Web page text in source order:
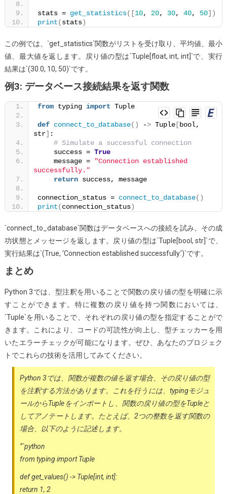
stats = get_statistics([10, 20, 30, 40, 50])
print(stats)
この例では、`get_statistics`関数がリストを受け取り、平均値、最小
値、最大値を返します。戻り値の型は`Tuple[float, int, int]`で、実行
結果は`(30.0, 10, 50)`です。
例3: データベース接続結果を返す関数
from typing import Tuple
def connect_to_database() -> Tuple[bool,
str] :
# Simulate a successful connection
    success =
True
    message =
"Connection established
successfully."
return success, message
connection_status = connect_to_database()
print(connection_status)
`connect_to_database`関数はデータベースへの接続を試み、その成
功状態とメッセージを返します。戻り値の型は`Tuple[bool, str]`で、
実行結果は`(True, ‘Connection established successfully.’)`です。
まとめ
Python 3では、型注釈を用いることで関数の戻り値の型を明確に示
すことができます。特に複数の戻り値を持つ関数においては、
`Tuple`を用いることで、それぞれの戻り値の型を指定することがで
きます。これにより、コードの可読性が向上し、型チェッカーを用
いたエラーチェックが可能になります。ぜひ、あなたのプロジェク
トでこれらの技術を活用してみてください。
Python 3では、関数が複数の値を返す場合、その戻り値の型
を注釈する方法があります。これを行うには、typingモジュ
ールからTupleをインポートし、関数の戻り値の型をTupleと
してアノテートします。たとえば、2つの整数を返す関数の
場合、以下のように記述します。
“`python
from typing import Tuple
def get_values() -> Tuple[int, int]:
return 1, 2